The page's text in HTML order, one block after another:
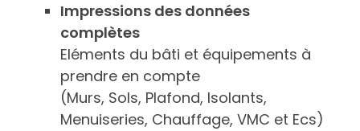
Impressions des données
complètes
Eléments du bâti et équipements à
prendre en compte
(Murs, Sols, Plafond, Isolants,
Menuiseries, Chauffage, VMC et Ecs)